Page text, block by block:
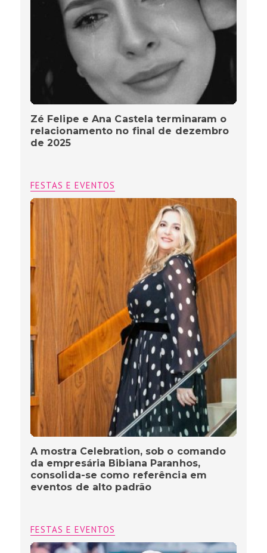
Zé Felipe e Ana Castela terminaram o
relacionamento no final de dezembro
de 2025
FESTAS E EVENTOS
A mostra Celebration, sob o comando
da empresária Bibiana Paranhos,
consolida-se como referência em
eventos de alto padrão
FESTAS E EVENTOS